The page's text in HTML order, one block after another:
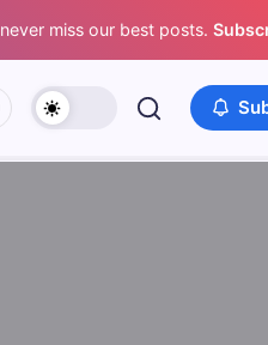
miss our best posts.
youtube.com/